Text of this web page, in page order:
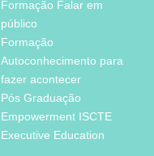
Formação Falar em
público
Formação
Autoconhecimento para
fazer acontecer
Pós Graduação
Empowerment ISCTE
Executive Education